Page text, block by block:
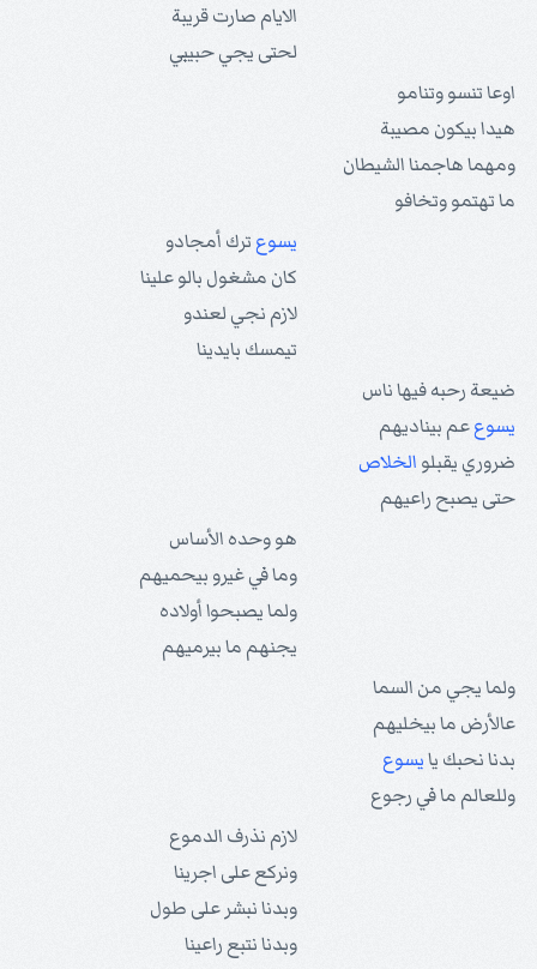
الايام صارت قريبة
لحتى يجي حبيبي
اوعا تنسو وتنامو
هيدا بيكون مصيبة
ومهما هاجمنا الشيطان
ما تهتمو وتخافو
يسوع ترك أمجادو
كان مشغول بالو علينا
لازم نجي لعندو
تيمسك بايدينا
ضيعة رحبه فيها ناس
يسوععم بيناديهم
ضروري يقبلو الخلاص
حتى يصبح راعيهم
هو وحده الأساس
وما في غيرو بيحميهم
ولما يصبحوا أولاده
يجنهم ما بيرميهم
ولما يجي من السما
عالأرض ما بيخليهم
بدنا نحبك يايسوع
وللعالم ما في رجوع
لازم نذرف الدموع
ونركع على اجرينا
وبدنا نبشر على طول
وبدنا نتبع راعينا